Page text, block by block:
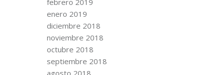
febrero 2019
enero 2019
diciembre 2018
noviembre 2018
octubre 2018
septiembre 2018